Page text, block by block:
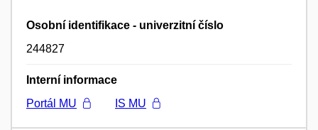
Osobní identifikace - univerzitní číslo
244827
Interní informace
Portál MU
IS MU